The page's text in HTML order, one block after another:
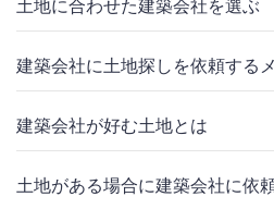
土地に合わせた建築会社を選ぶ
建築会社に土地探しを依頼する
建築会社が好む土地とは
土地がある場合に建築会社に依